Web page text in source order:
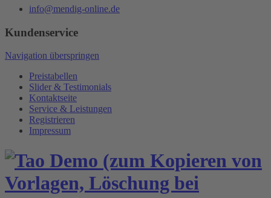
info@mendig-online.de
Kundenservice
Navigation überspringen
Preistabellen
Slider & Testimonials
Kontaktseite
Service & Leistungen
Registrieren
Impressum